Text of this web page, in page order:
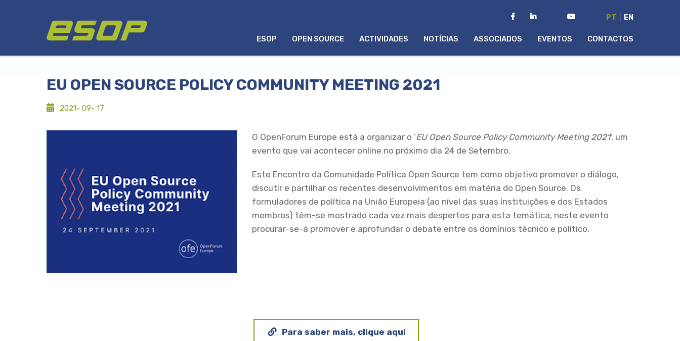
PT EN
MENU
PORTUGUÊS
ESOP OPEN SOURCE ACTIVIDADES NOTÍCIAS ASSOCIADOS EVENTOS CONTACTOS
EU OPEN SOURCE POLICY COMMUNITY MEETING 2021
2021- 09- 17
O OpenForum Europe está a organizar o ‘EU Open Source Policy Community Meeting 2021', um
evento que vai acontecer online no próximo dia 24 de Setembro.
Este Encontro da Comunidade Política Open Source tem como objetivo promover o diálogo,
discutir e partilhar os recentes desenvolvimentos em matéria do Open Source. Os
formuladores de política na União Europeia (ao nível das suas Instituições e dos Estados
membros) têm-se mostrado cada vez mais despertos para esta temática, neste evento
procurar-se-á promover e aprofundar o debate entre os domínios técnico e político.
Para saber mais, clique aqui